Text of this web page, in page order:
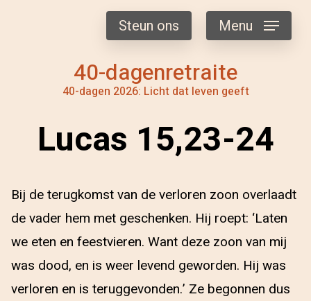
40-dagenretraite
40-dagen 2026: Licht dat leven geeft
Steun ons Menu
Lucas 15,23-24
Bij de terugkomst van de verloren zoon overlaadt
de vader hem met geschenken. Hij roept: ‘Laten
we eten en feestvieren. Want deze zoon van mij
was dood, en is weer levend geworden. Hij was
verloren en is teruggevonden.’ Ze begonnen dus